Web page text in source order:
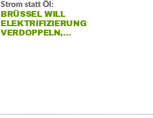
Strom statt Öl:
BRÜSSEL WILL
ELEKTRIFIZIERUNG
VERDOPPELN,…